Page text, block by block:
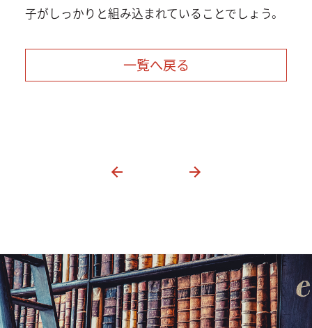
子がしっかりと組み込まれていることでしょう。
一覧へ戻る